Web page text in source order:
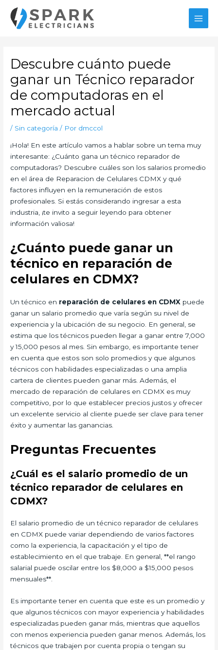
contenido
Descubre cuánto puede
ganar un Técnico reparador
de computadoras en el
mercado actual
/ Sin categoría / Por dmccol
¡Hola! En este artículo vamos a hablar sobre un tema muy
interesante: ¿Cuánto gana un técnico reparador de
computadoras? Descubre cuáles son los salarios promedio
en el área de Reparacion de Celulares CDMX y qué
factores influyen en la remuneración de estos
profesionales. Si estás considerando ingresar a esta
industria, ¡te invito a seguir leyendo para obtener
información valiosa!
¿Cuánto puede ganar un
técnico en reparación de
celulares en CDMX?
Un técnico en reparación de celulares en CDMX puede
ganar un salario promedio que varía según su nivel de
experiencia y la ubicación de su negocio. En general, se
estima que los técnicos pueden llegar a ganar entre 7,000
y 15,000 pesos al mes. Sin embargo, es importante tener
en cuenta que estos son solo promedios y que algunos
técnicos con habilidades especializadas o una amplia
cartera de clientes pueden ganar más. Además, el
mercado de reparación de celulares en CDMX es muy
competitivo, por lo que establecer precios justos y ofrecer
un excelente servicio al cliente puede ser clave para tener
éxito y aumentar las ganancias.
Preguntas Frecuentes
¿Cuál es el salario promedio de un
técnico reparador de celulares en
CDMX?
El salario promedio de un técnico reparador de celulares
en CDMX puede variar dependiendo de varios factores
como la experiencia, la capacitación y el tipo de
establecimiento en el que trabaje. En general, **el rango
salarial puede oscilar entre los $8,000 a $15,000 pesos
mensuales**.
Es importante tener en cuenta que este es un promedio y
que algunos técnicos con mayor experiencia y habilidades
especializadas pueden ganar más, mientras que aquellos
con menos experiencia pueden ganar menos. Además, los
técnicos que trabajen por cuenta propia o tengan su